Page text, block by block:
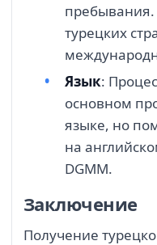
турецких
Язык:
основном
языке, но
на
DGMM.
Заключение
Получение